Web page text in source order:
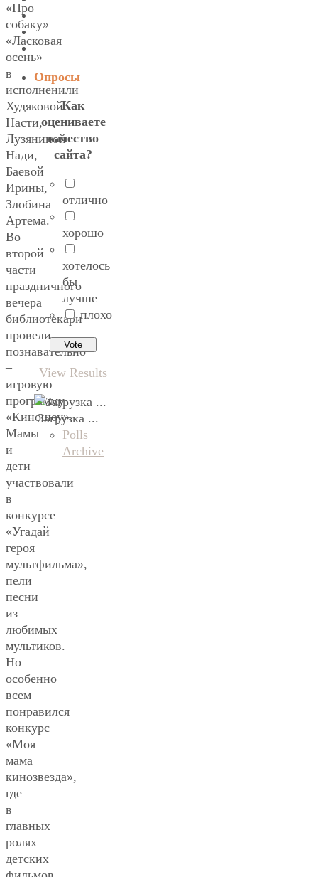
«Про
собаку»
«Ласковая
осень»
в
исполненили
Худяковой
Насти,
Лузяниной
Нади,
Баевой
Ирины,
Злобина
Артема.
Во
второй
части
праздничного
вечера
библиотекари
провели
познавательно
–
игровую
программу
«Киношоу».
Мамы
и
дети
участвовали
в
конкурсе
«Угадай
героя
мультфильма»,
пели
песни
из
любимых
мультиков.
Но
особенно
всем
понравился
конкурс
«Моя
мама
кинозвезда»,
где
в
главных
ролях
детских
Опросы
Как
оцениваете
качество
сайта?
отлично
хорошо
хотелось
бы
лучше
плохо
View Results
Загрузка ...
Polls
Archive